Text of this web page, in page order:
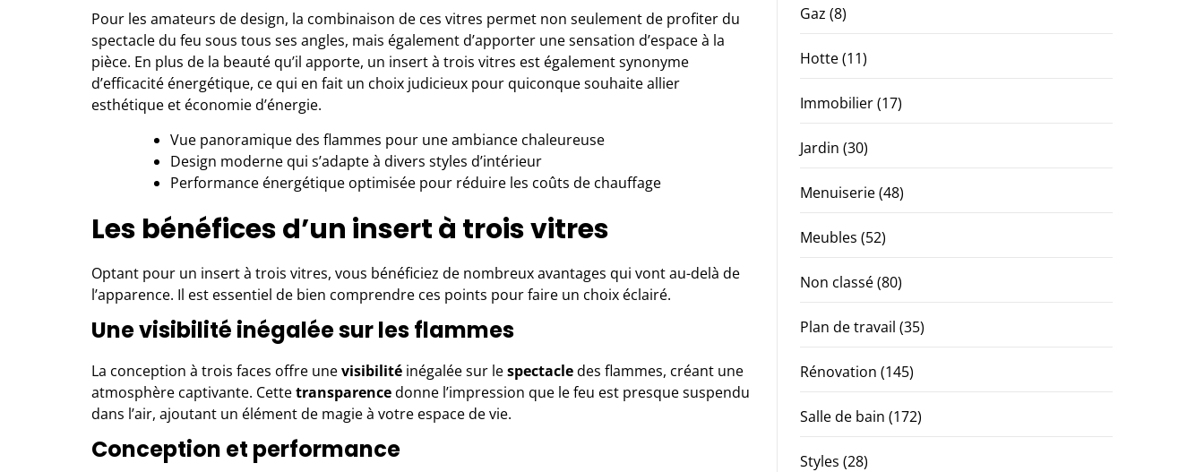
Pour les amateurs de design, la combinaison de ces vitres permet non seulement de profiter du
spectacle du feu sous tous ses angles, mais également d’apporter une sensation d’espace à la
pièce. En plus de la beauté qu’il apporte, un insert à trois vitres est également synonyme
d’efficacité énergétique, ce qui en fait un choix judicieux pour quiconque souhaite allier
esthétique et économie d’énergie.
Vue panoramique des flammes pour une ambiance chaleureuse
Design moderne qui s’adapte à divers styles d’intérieur
Performance énergétique optimisée pour réduire les coûts de chauffage
Les bénéfices d’un insert à trois vitres
Optant pour un insert à trois vitres, vous bénéficiez de nombreux avantages qui vont au-delà de
l’apparence. Il est essentiel de bien comprendre ces points pour faire un choix éclairé.
Une visibilité inégalée sur les flammes
La conception à trois faces offre unevisibilité inégalée sur lespectacledes flammes, créant une
atmosphère captivante. Cettetransparencedonne l’impression que le feu est presque suspendu
dans l’air, ajoutant un élément de magie à votre espace de vie.
Conception et performance
Gaz (8)
Hotte(11)
Immobilier(17)
Jardin (30)
Menuiserie(48)
Meubles (52)
Non classé(80)
Plan de travail (35)
Rénovation (145)
Salle de bain (172)
Styles (28)